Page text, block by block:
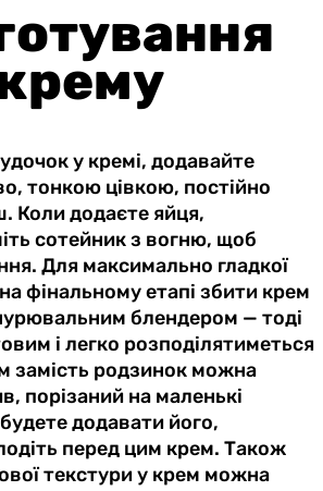
у кремі, додавайте
тонкою цівкою, постійно
Коли додаєте яйця,
сотейник з вогню, щоб
Для максимально гладкої
фінальному етапі збити крем
блендером — тоді
і легко розподілятиметься
замість родзинок можна
порізаний на маленькі
додавати його,
перед цим крем. Також
текстури у крем можна